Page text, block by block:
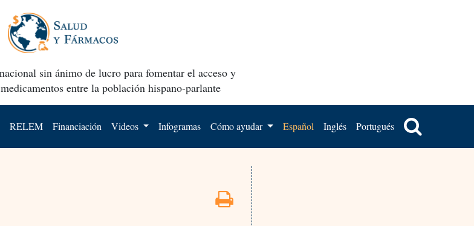
sin ánimo de lucro para fomentar el acceso y
entre la población hispano-parlante
RELEM Financiación Videos Infogramas Cómo ayudar Español Inglés Portugués